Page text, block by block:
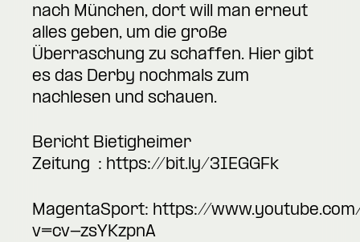
nach München, dort will man erneut
alles geben, um die große
Überraschung zu schaffen. Hier gibt
es das Derby nochmals zum
nachlesen und schauen.
Bericht Bietigheimer
Zeitung : https://bit.ly/3IEGGFk
MagentaSport: https://
v=cv-zsYKzpnA